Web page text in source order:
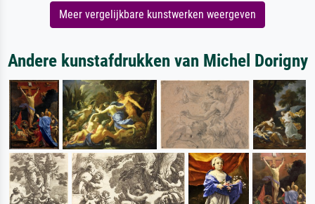
Meer vergelijkbare kunstwerken weergeven
Andere kunstafdrukken van Michel Dorigny